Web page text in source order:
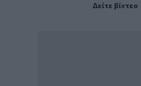
Δείτε βίντεο